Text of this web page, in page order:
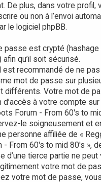
De plus, dans votre profil,
ou non à l’envoi
le logiciel phpBB.
passe est crypté (hashage
afin qu’il soit sécurisé.
est recommandé de ne pas
mot de passe sur
différents. Votre mot de
d’accès à votre compte sur
Forum - From 60's to
le soigneusement et
personne affiliée de «
- From 60's to mid 80's »,
d’une tierce partie ne peut
votre mot de
votre mot de passe, vous